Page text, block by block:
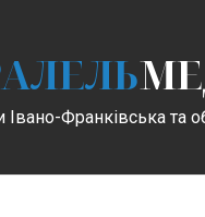
Франківська та